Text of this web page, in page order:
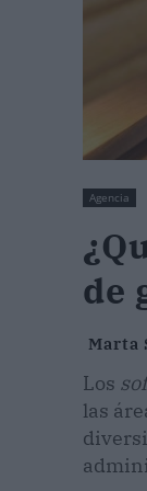
Agencia
de
Marta
Los
las